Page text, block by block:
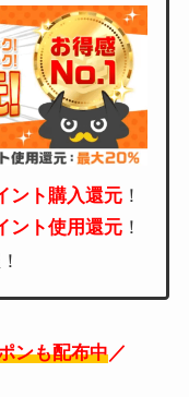
ント購入還元 ！
ント使用還元 ！
ンも配布中／